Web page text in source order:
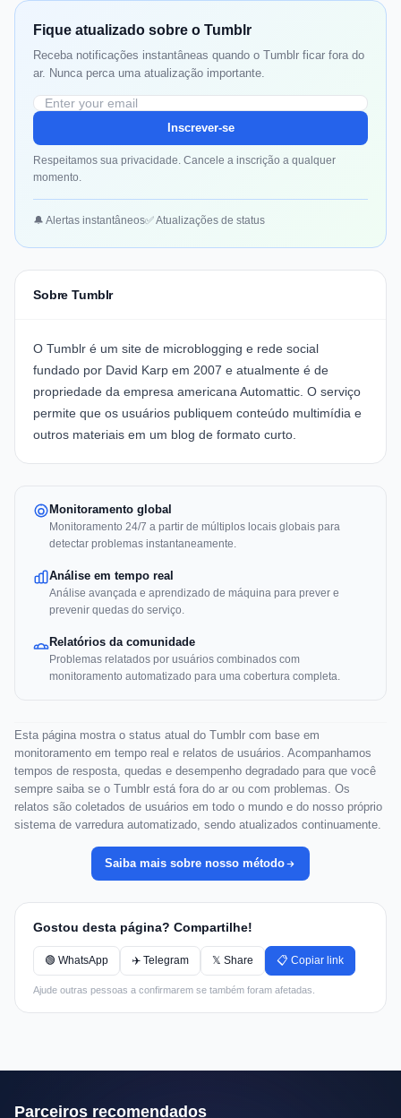
Fique atualizado sobre o Tumblr
Receba notificações instantâneas quando o Tumblr ficar fora do
ar. Nunca perca uma atualização importante.
Inscrever-se
Respeitamos sua privacidade. Cancele a inscrição a qualquer
momento.
🔔 Alertas instantâneos✅ Atualizações de status
Sobre Tumblr
O Tumblr é um site de microblogging e rede social
fundado por David Karp em 2007 e atualmente é de
propriedade da empresa americana Automattic. O serviço
permite que os usuários publiquem conteúdo multimídia e
outros materiais em um blog de formato curto.
Monitoramento global
Monitoramento 24/7 a partir de múltiplos locais globais para
detectar problemas instantaneamente.
Análise em tempo real
Análise avançada e aprendizado de máquina para prever e
prevenir quedas do serviço.
Relatórios da comunidade
Problemas relatados por usuários combinados com
monitoramento automatizado para uma cobertura completa.
Esta página mostra o status atual do Tumblr com base em
monitoramento em tempo real e relatos de usuários. Acompanhamos
tempos de resposta, quedas e desempenho degradado para que você
sempre saiba se o Tumblr está fora do ar ou com problemas. Os
relatos são coletados de usuários em todo o mundo e do nosso próprio
sistema de varredura automatizado, sendo atualizados continuamente.
Saiba mais sobre nosso método
Gostou desta página? Compartilhe!
🟢 WhatsApp ✈️ Telegram 𝕏 Share 📋 Copiar link
Ajude outras pessoas a confirmarem se também foram afetadas.
Parceiros recomendados